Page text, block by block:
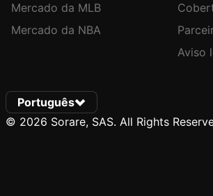
Mercado da MLB
Mercado da NBA
Aviso
Português
© 2026 Sorare, SAS. All Rights